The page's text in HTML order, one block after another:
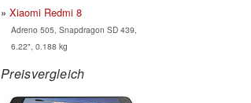
Xiaomi Redmi 8
Adreno 505, Snapdragon SD 439,
6.22", 0.188 kg
Preisvergleich